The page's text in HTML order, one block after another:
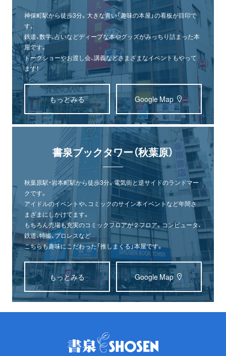
神保町駅から徒歩3分。大きな青い「趣味の本屋」の看板が目印で
す。
鉄道、数学、占いなどディープな本やグッズがみっちり詰まった本
屋です。
トークショーやお渡し会、講義などさまざまなイベントもやって
ます！
もっとみる Google Map
書泉ブックタワー（秋葉原）
秋葉原駅・岩本町駅から徒歩3分。電気街と逆サイドのランドマー
クです。
アイドルのイベントや、コミックのサイン本イベントなど年間さ
まざまにしかけてます。
もちろん売場も充実のコミックフロアが２フロア。コンピュータ、
鉄道、特撮、プロレスなど
こちらも趣味にこだわった「推しまくる」本屋です。
もっとみる Google Map